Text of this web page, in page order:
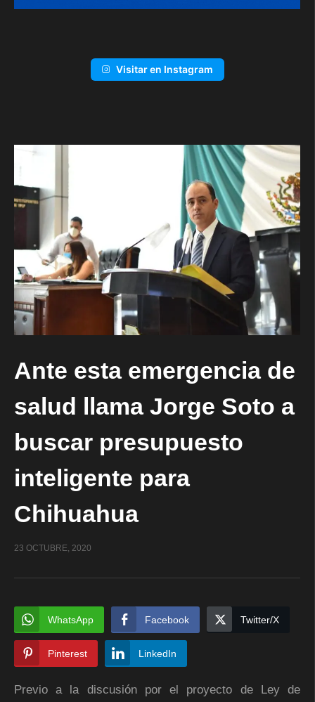
Visitar en Instagram
Ante esta emergencia de
salud llama Jorge Soto a
buscar presupuesto
inteligente para
Chihuahua
23 OCTUBRE, 2020
WhatsApp Facebook Twitter/X
Pinterest LinkedIn
Previo a la discusión por el proyecto de Ley de